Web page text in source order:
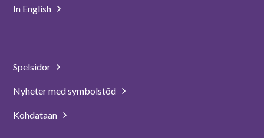
In English
Spelsidor
Nyheter med symbolstöd
Kohdataan